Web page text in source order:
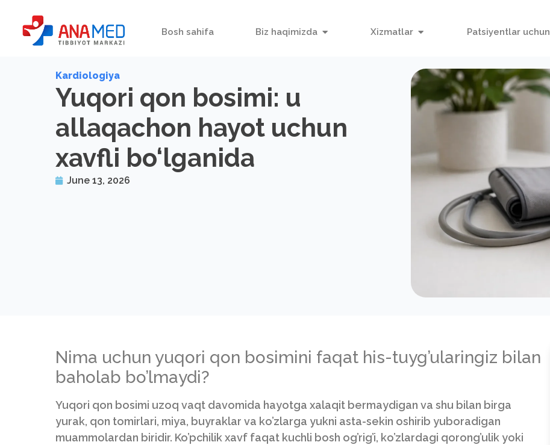
Bosh sahifa Biz haqimizda Xizmatlar Patsiyentlar uchun
Kardiologiya
Yuqori qon bosimi: u
allaqachon hayot uchun
xavfli bo‘lganida
June 13, 2026
Nima uchun yuqori qon bosimini faqat his-tuyg’ularingiz bilan
baholab bo’lmaydi?
Yuqori qon bosimi uzoq vaqt davomida hayotga xalaqit bermaydigan va shu bilan birga
yurak, qon tomirlari, miya, buyraklar va ko’zlarga yukni asta-sekin oshirib yuboradigan
muammolardan biridir. Ko’pchilik xavf faqat kuchli bosh og’rig’i, ko’zlardagi qorong’ulik yoki